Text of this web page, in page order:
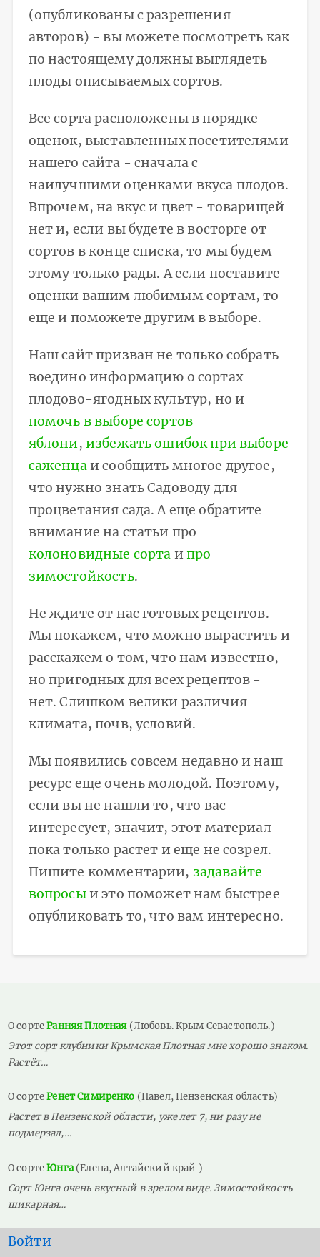
(опубликованы с разрешения
авторов) - вы можете посмотреть как
по настоящему должны выглядеть
плоды описываемых сортов.
Все сорта расположены в порядке
оценок, выставленных посетителями
нашего сайта - сначала с
наилучшими оценками вкуса плодов.
Впрочем, на вкус и цвет - товарищей
нет и, если вы будете в восторге от
сортов в конце списка, то мы будем
этому только рады. А если поставите
оценки вашим любимым сортам, то
еще и поможете другим в выборе.
Наш сайт призван не только собрать
воедино информацию о сортах
плодово-ягодных культур, но и
помочь в выборе сортов
яблони, избежать ошибок при выборе
саженцаи сообщить многое другое,
что нужно знать Садоводу для
процветания сада. А еще обратите
внимание на статьи про
колоновидные сорта и про
зимостойкость.
Не ждите от нас готовых рецептов.
Мы покажем, что можно вырастить и
расскажем о том, что нам известно,
но пригодных для всех рецептов -
нет. Слишком велики различия
климата, почв, условий.
Мы появились совсем недавно и наш
ресурс еще очень молодой. Поэтому,
если вы не нашли то, что вас
интересует, значит, этот материал
пока только растет и еще не созрел.
Пишите комментарии, задавайте
вопросыи это поможет нам быстрее
опубликовать то, что вам интересно.
О сортеРанняя Плотная(Любовь. Крым Севастополь.)
Этот сорт клубники Крымская Плотная мне хорошо знаком.
Растёт…
О сортеРенет Симиренко (Павел, Пензенская область)
Растет в Пензенской области, уже лет 7, ни разу не
подмерзал,…
О сортеЮнга(Елена, Алтайский край )
Сорт Юнга очень вкусный в зрелом виде. Зимостойкость
шикарная…
User
Войти